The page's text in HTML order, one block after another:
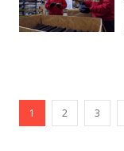
1 2 3